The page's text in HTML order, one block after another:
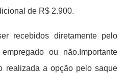
de R$ 2.900.
recebidos diretamente pelo
ou não.Importante
realizada a opção pelo saque